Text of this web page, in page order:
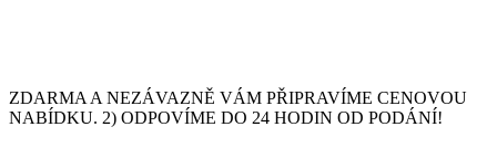
ZDARMA A NEZÁVAZNĚ VÁM PŘIPRAVÍME CENOVOU
NABÍDKU. 2) ODPOVÍME DO 24 HODIN OD PODÁNÍ!